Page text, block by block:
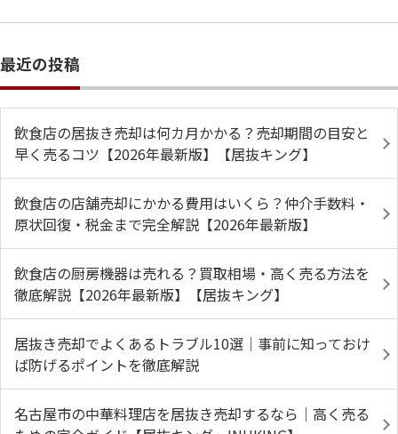
最近の投稿
飲食店の居抜き売却は何カ月かかる？売却期間の目安と
早く売るコツ【2026年最新版】【居抜キング】
飲食店の店舗売却にかかる費用はいくら？仲介手数料・
原状回復・税金まで完全解説【2026年最新版】
飲食店の厨房機器は売れる？買取相場・高く売る方法を
徹底解説【2026年最新版】【居抜キング】
居抜き売却でよくあるトラブル10選｜事前に知っておけ
ば防げるポイントを徹底解説
名古屋市の中華料理店を居抜き売却するなら｜高く売る